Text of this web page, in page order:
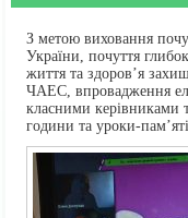
З метою виховання
України, почуття
життя та здоров’я
ЧАЕС, впровадження
класними керівниками
години та уроки-